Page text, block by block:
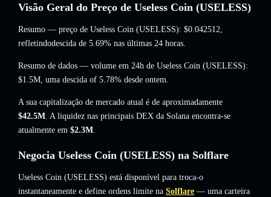
Visão Geral do Preço de Useless Coin (USELESS)
Resumo — preço de Useless Coin (USELESS): $0.042512,
refletindodescida de 5.69% nas últimas 24 horas.
Resumo de dados — volume em 24h de Useless Coin (USELESS):
$1.5M, uma descida of 5.78% desde ontem.
A sua capitalização de mercado atual é de aproximadamente
$42.5M. A liquidez nas principais DEX da Solana encontra-se
atualmente em $2.3M.
Negocia Useless Coin (USELESS) na Solflare
Useless Coin (USELESS) está disponível para troca-o
instantaneamente e define ordens limite na Solflare — uma carteira